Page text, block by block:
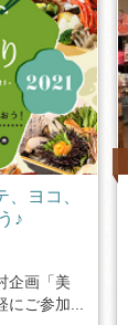
ヨコ、
♪
企画「美
ご参加...